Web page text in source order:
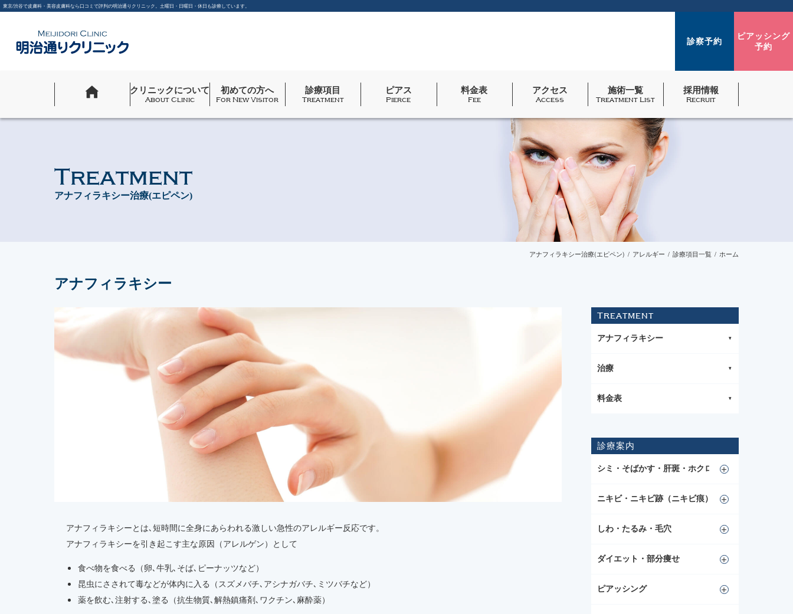
東京/渋谷で皮膚科・美容皮膚科なら口コミで評判の明治通りクリニック。土曜日・日曜日・休日も診療しています。
ピアッシング
予約
診察予約
クリニックについて
About Clinic
初めての方へ
For New Visitor
診療項目
Treatment
ピアス
Pierce
料金表
Fee
アクセス
Access
施術一覧
Treatment List
採用情報
Recruit
Treatment
アナフィラキシー治療(エピペン)
ホーム
診療項目一覧
アレルギー
アナフィラキシー治療(エピペン)
アナフィラキシー
アナフィラキシーとは､短時間に全身にあらわれる激しい急性のアレルギー反応です。
アナフィラキシーを引き起こす主な原因（アレルゲン）として
食べ物を食べる（卵､牛乳､そば､ピーナッツなど）
昆虫にさされて毒などが体内に入る（スズメバチ､アシナガバチ､ミツバチなど）
薬を飲む､注射する､塗る（抗生物質､解熱鎮痛剤､ワクチン､麻酔薬）
Treatment
アナフィラキシー
治療
料金表
診療案内
シミ・そばかす・肝斑・ホクロ
ニキビ・ニキビ跡（ニキビ痕）
しわ・たるみ・毛穴
ダイエット・部分痩せ
ピアッシング